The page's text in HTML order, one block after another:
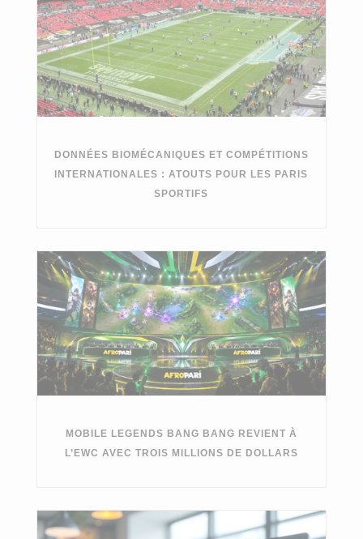
DONNÉES BIOMÉCANIQUES ET COMPÉTITIONS
INTERNATIONALES : ATOUTS POUR LES PARIS
SPORTIFS
MOBILE LEGENDS BANG BANG REVIENT À
L’EWC AVEC TROIS MILLIONS DE DOLLARS